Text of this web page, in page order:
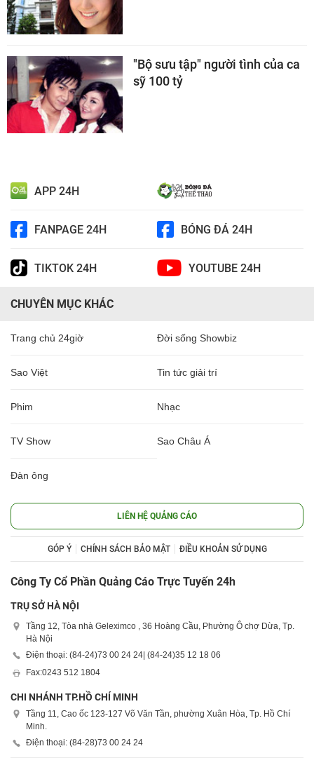
"Bộ sưu tập" người tình của ca
sỹ 100 tỷ
APP 24H
FANPAGE 24H BÓNG ĐÁ 24H
TIKTOK 24H YOUTUBE 24H
CHUYÊN MỤC KHÁC
Trang chủ 24giờ Đời sống Showbiz
Sao Việt Tin tức giải trí
Phim Nhạc
TV Show Sao Châu Á
Đàn ông
LIÊN HỆ QUẢNG CÁO
GÓP Ý CHÍNH SÁCH BẢO MẬT ĐIỀU KHOẢN SỬ DỤNG
Công Ty Cổ Phần Quảng Cáo Trực Tuyến 24h
TRỤ SỞ HÀ NỘI
Tầng 12, Tòa nhà Geleximco , 36 Hoàng Cầu, Phường Ô chợ Dừa, Tp.
Hà Nội
Điện thoại: (84-24)73 00 24 24 | (84-24)35 12 18 06
Fax:0243 512 1804
CHI NHÁNH TP.HỒ CHÍ MINH
Tầng 11, Cao ốc 123-127 Võ Văn Tần, phường Xuân Hòa, Tp. Hồ Chí
Minh.
Điện thoại: (84-28)73 00 24 24